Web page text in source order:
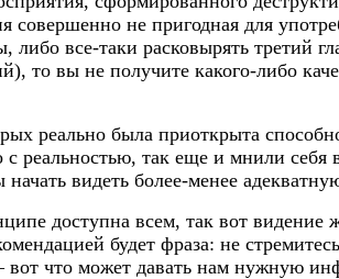
совершенно не пригодная для
либо все-таки расковырять
то вы не получите какого-либо
реально была приоткрыта
с реальностью, так еще и мнили
видеть более-менее
доступна всем, так вот
будет фраза: не
что может давать нам нужную